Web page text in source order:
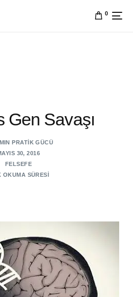
0
Gen Savaşı
PRATIK GÜCÜ
30, 2016
FELSEFE
OKUMA SÜRESI